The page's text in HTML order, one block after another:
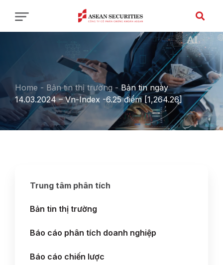
Home - Bản tin thị trường -Bản tin ngày
14.03.2024 – Vn-Index -6.25 điểm [1,264.26]
Trung tâm phân tích
Bản tin thị trường
Báo cáo phân tích doanh nghiệp
Báo cáo chiến lược